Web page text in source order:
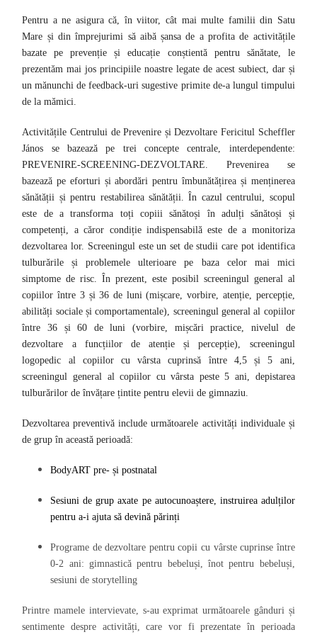
Pentru a ne asigura că, în viitor, cât mai multe familii din Satu
Mare și din împrejurimi să aibă șansa de a profita de activitățile
bazate pe prevenție și educație conștientă pentru sănătate, le
prezentăm mai jos principiile noastre legate de acest subiect, dar și
un mănunchi de feedback-uri sugestive primite de-a lungul timpului
de la mămici.
Activitățile Centrului de Prevenire și Dezvoltare Fericitul Scheffler
János se bazează pe trei concepte centrale, interdependente:
PREVENIRE-SCREENING-DEZVOLTARE. Prevenirea se
bazează pe eforturi și abordări pentru îmbunătățirea și menținerea
sănătății și pentru restabilirea sănătății. În cazul centrului, scopul
este de a transforma toți copiii sănătoși în adulți sănătoși și
competenți, a căror condiție indispensabilă este de a monitoriza
dezvoltarea lor. Screeningul este un set de studii care pot identifica
tulburările și problemele ulterioare pe baza celor mai mici
simptome de risc. În prezent, este posibil screeningul general al
copiilor între 3 și 36 de luni (mișcare, vorbire, atenție, percepție,
abilități sociale și comportamentale), screeningul general al copiilor
între 36 și 60 de luni (vorbire, mișcări practice, nivelul de
dezvoltare a funcțiilor de atenție și percepție), screeningul
logopedic al copiilor cu vârsta cuprinsă între 4,5 și 5 ani,
screeningul general al copiilor cu vârsta peste 5 ani, depistarea
tulburărilor de învățare țintite pentru elevii de gimnaziu.
Dezvoltarea preventivă include următoarele activități individuale și
de grup în această perioadă:
BodyART pre- și postnatal
Sesiuni de grup axate pe autocunoaștere, instruirea adulților
pentru a-i ajuta să devină părinți
Programe de dezvoltare pentru copii cu vârste cuprinse între
0-2 ani: gimnastică pentru bebeluși, înot pentru bebeluși,
sesiuni de storytelling
Printre mamele intervievate, s-au exprimat următoarele gânduri și
sentimente despre activități, care vor fi prezentate în perioada